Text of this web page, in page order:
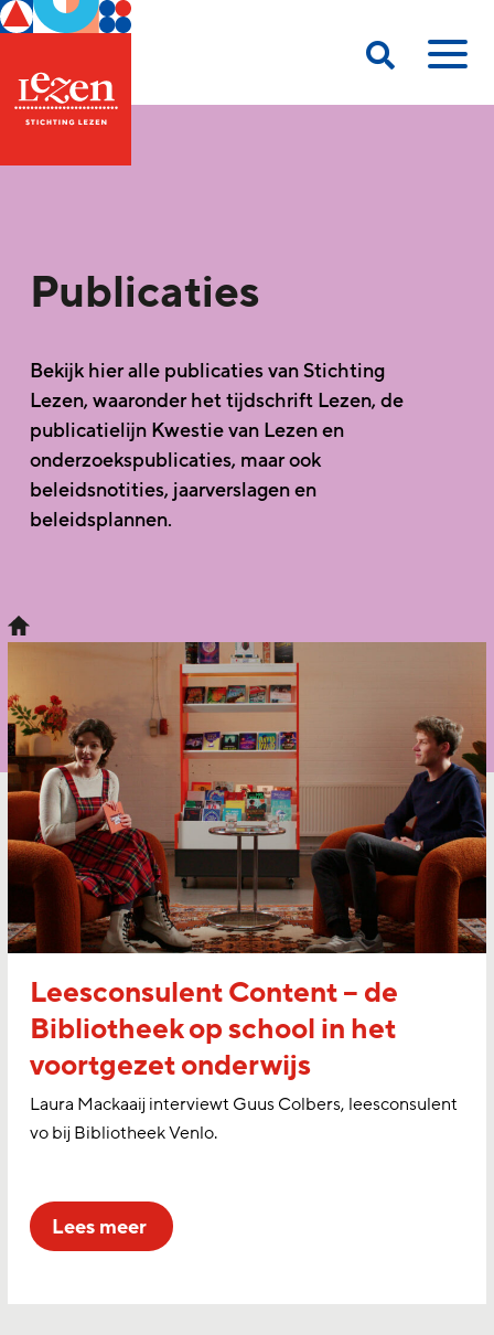
Publicaties
Bekijk hier alle publicaties van Stichting
Lezen, waaronder het tijdschrift Lezen, de
publicatielijn Kwestie van Lezen en
onderzoekspublicaties, maar ook
beleidsnotities, jaarverslagen en
beleidsplannen.
Leesconsulent Content – de
Bibliotheek op school in het
voortgezet onderwijs
Laura Mackaaij interviewt Guus Colbers, leesconsulent
vo bij Bibliotheek Venlo.
lees meer